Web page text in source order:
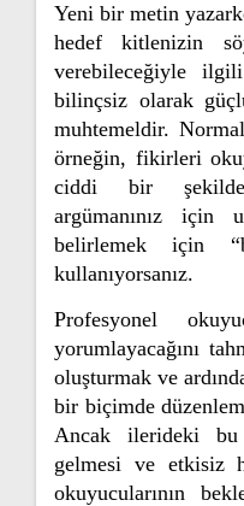
Yeni bir metin
hedef kitlenizin
verebileceğiyle
bilinçsiz olarak
muhtemeldir.
örneğin, fikirleri
ciddi bir şekilde
argümanınız için
belirlemek için
kullanıyorsanız.
Profesyonel
yorumlayacağını
oluşturmak ve
bir biçimde
Ancak ilerideki bu
gelmesi ve etkisiz
okuyucularının